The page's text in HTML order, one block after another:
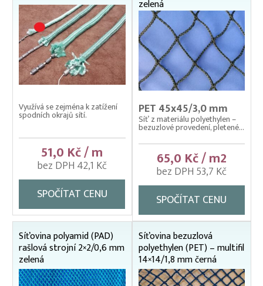
Využívá se zejména k zatížení
spodních okrajů sítí.
51,0 Kč / m
bez DPH 42,1 Kč
SPOČÍTAT CENU
zelená
PET 45x45/3,0 mm
Síť z materiálu polyethylen –
bezuzlové provedení, pletené...
65,0 Kč / m2
bez DPH 53,7 Kč
SPOČÍTAT CENU
Síťovina polyamid (PAD)
rašlová strojní 2×2/0,6 mm
zelená
Síťovina bezuzlová
polyethylen (PET) – multifil
14×14/1,8 mm černá